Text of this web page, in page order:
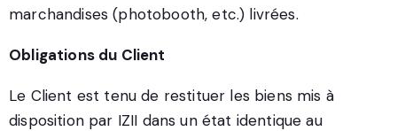
marchandises (photobooth, etc.) livrées.
Obligations du Client
Le Client est tenu de restituer les biens mis à
disposition par IZII dans un état identique au